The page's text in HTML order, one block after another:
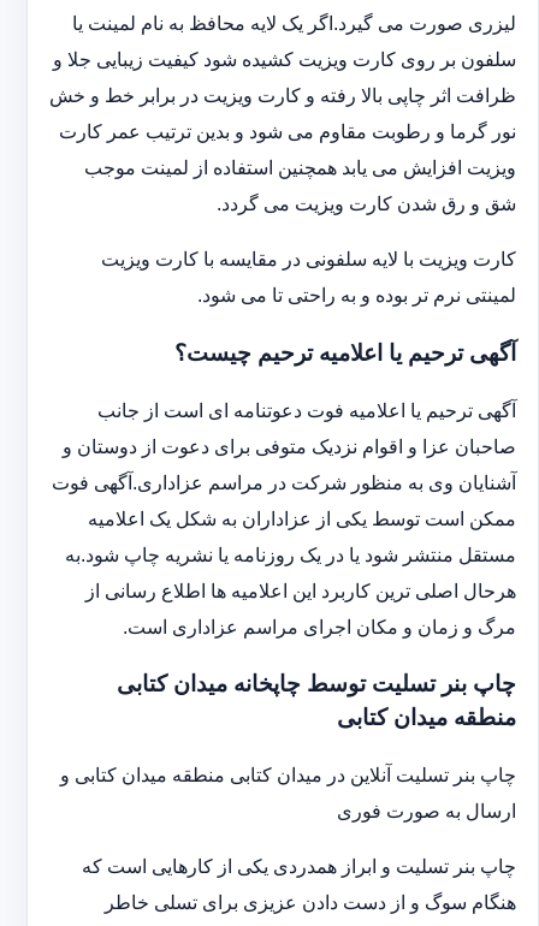
لیزری صورت می گیرد.اگر یک لایه محافظ به نام لمینت یا
سلفون بر روی کارت ویزیت کشیده شود کیفیت زیبایی جلا و
ظرافت اثر چاپی بالا رفته و کارت ویزیت در برابر خط و خش
نور گرما و رطوبت مقاوم می شود و بدین ترتیب عمر کارت
ویزیت افزایش می یابد همچنین استفاده از لمینت موجب
شق و رق شدن کارت ویزیت می گردد.
کارت ویزیت با لایه سلفونی در مقایسه با کارت ویزیت
لمینتی نرم تر بوده و به راحتی تا می شود.
آگهی ترحیم یا اعلامیه ترحیم چیست؟
آگهی ترحیم یا اعلامیه فوت دعوتنامه ای است از جانب
صاحبان عزا و اقوام نزدیک متوفی برای دعوت از دوستان و
آشنایان وی به منظور شرکت در مراسم عزاداری.آگهی فوت
ممکن است توسط یکی از عزاداران به شکل یک اعلامیه
مستقل منتشر شود یا در یک روزنامه یا نشریه چاپ شود.به
هرحال اصلی ترین کاربرد این اعلامیه ها اطلاع رسانی از
مرگ و زمان و مکان اجرای مراسم عزاداری است.
چاپ بنر تسلیت توسط چاپخانه میدان کتابی
منطقه میدان کتابی
چاپ بنر تسلیت آنلاین در میدان کتابی منطقه میدان کتابی و
ارسال به صورت فوری
چاپ بنر تسلیت و ابراز همدردی یکی از کارهایی است که
هنگام سوگ و از دست دادن عزیزی برای تسلی خاطر